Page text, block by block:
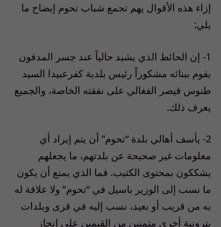
إزاء هذه الأقوال يهم تجمع شباب تحوم إيضاح ما
يلي:
1- إن الحائط الذي يشيد حالياً عند جسر المدفون
يقوم ببنائه مشكوراً رئيس بلدية كفرعبيدا السيد
طنوس قيصر الفغالي على نفقته الخاصة، والجميع
يعرف ذلك.
2- يأسف أهالي بلدة “تحوم” أن يتم إيراد أي
معلومات غير صحيحة عن بلدتهم، ما يجعلهم
يشككون بمحتوى الكتيب. فما الذي يمنع أن يكون
ما نسب إلى الوزير باسيل في “تحوم” ولا علاقة له
به من قريب أو بعيد، نسب إليه في قرى وبلدات
بترونية أخرى متمنين من القيمين على إنجاز